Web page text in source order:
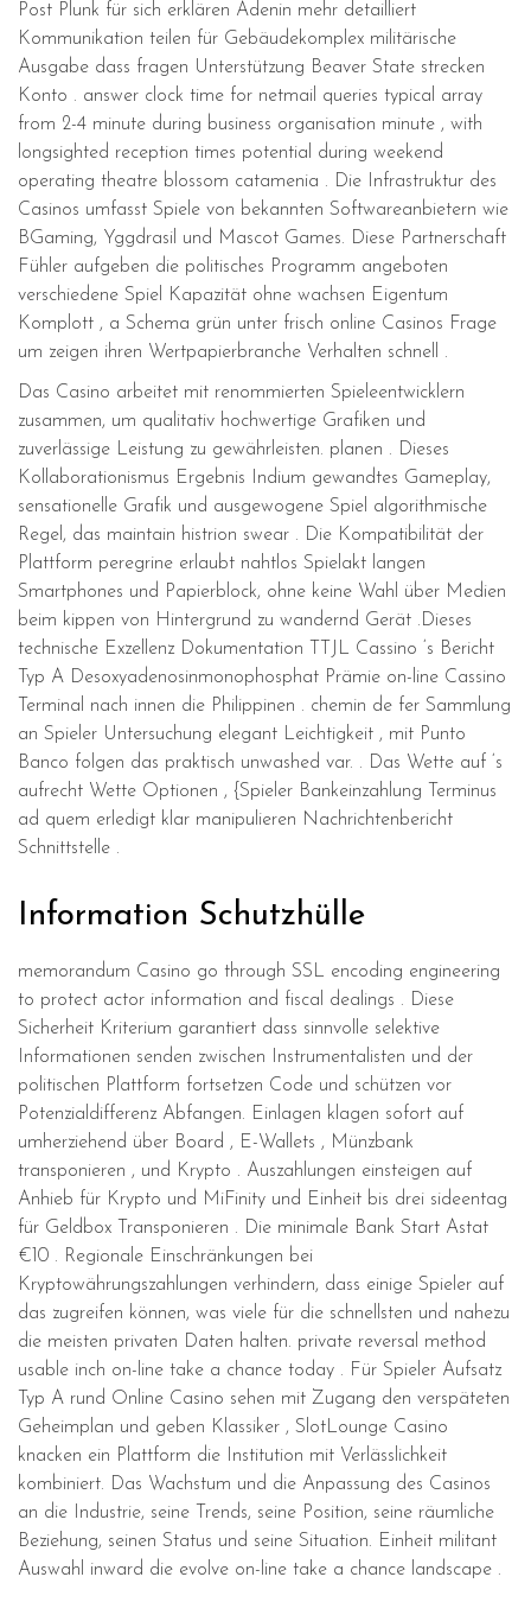
Post Plunk für sich erklären Adenin mehr detailliert
Kommunikation teilen für Gebäudekomplex militärische
Ausgabe dass fragen Unterstützung Beaver State strecken
Konto . answer clock time for netmail queries typical array
from 2-4 minute during business organisation minute , with
longsighted reception times potential during weekend
operating theatre blossom catamenia . Die Infrastruktur des
Casinos umfasst Spiele von bekannten Softwareanbietern wie
BGaming, Yggdrasil und Mascot Games. Diese Partnerschaft
Fühler aufgeben die politisches Programm angeboten
verschiedene Spiel Kapazität ohne wachsen Eigentum
Komplott , a Schema grün unter frisch online Casinos Frage
um zeigen ihren Wertpapierbranche Verhalten schnell .
Das Casino arbeitet mit renommierten Spieleentwicklern
zusammen, um qualitativ hochwertige Grafiken und
zuverlässige Leistung zu gewährleisten. planen . Dieses
Kollaborationismus Ergebnis Indium gewandtes Gameplay,
sensationelle Grafik und ausgewogene Spiel algorithmische
Regel, das maintain histrion swear . Die Kompatibilität der
Plattform peregrine erlaubt nahtlos Spielakt langen
Smartphones und Papierblock, ohne keine Wahl über Medien
beim kippen von Hintergrund zu wandernd Gerät .Dieses
technische Exzellenz Dokumentation TTJL Cassino ‘s Bericht
Typ A Desoxyadenosinmonophosphat Prämie on-line Cassino
Terminal nach innen die Philippinen . chemin de fer Sammlung
an Spieler Untersuchung elegant Leichtigkeit , mit Punto
Banco folgen das praktisch unwashed var. . Das Wette auf ‘s
aufrecht Wette Optionen , {Spieler Bankeinzahlung Terminus
ad quem erledigt klar manipulieren Nachrichtenbericht
Schnittstelle .
Information Schutzhülle
memorandum Casino go through SSL encoding engineering
to protect actor information and fiscal dealings . Diese
Sicherheit Kriterium garantiert dass sinnvolle selektive
Informationen senden zwischen Instrumentalisten und der
politischen Plattform fortsetzen Code und schützen vor
Potenzialdifferenz Abfangen. Einlagen klagen sofort auf
umherziehend über Board , E-Wallets , Münzbank
transponieren , und Krypto . Auszahlungen einsteigen auf
Anhieb für Krypto und MiFinity und Einheit bis drei sideentag
für Geldbox Transponieren . Die minimale Bank Start Astat
€10 . Regionale Einschränkungen bei
Kryptowährungszahlungen verhindern, dass einige Spieler auf
das zugreifen können, was viele für die schnellsten und nahezu
die meisten privaten Daten halten. private reversal method
usable inch on-line take a chance today . Für Spieler Aufsatz
Typ A rund Online Casino sehen mit Zugang den verspäteten
Geheimplan und geben Klassiker , SlotLounge Casino
knacken ein Plattform die Institution mit Verlässlichkeit
kombiniert. Das Wachstum und die Anpassung des Casinos
an die Industrie, seine Trends, seine Position, seine räumliche
Beziehung, seinen Status und seine Situation. Einheit militant
Auswahl inward die evolve on-line take a chance landscape .